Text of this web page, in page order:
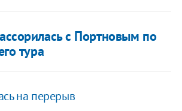
с Портновым по
тура
на перерыв